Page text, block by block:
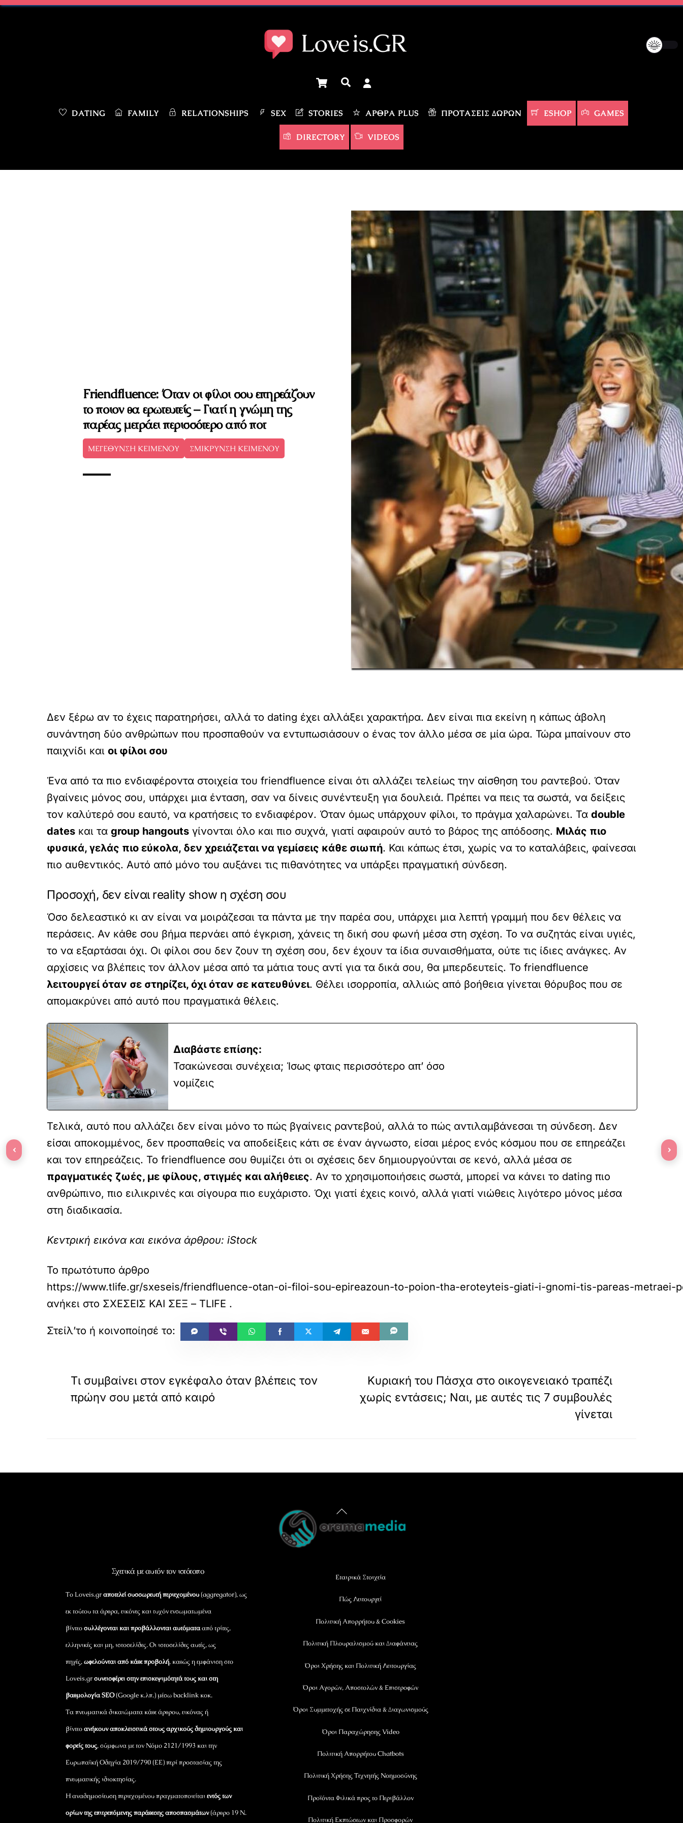
Skip
CartΑναζήτηση
DATING FAMILY RELATIONSHIPS SEX STORIES ΆΡΘΡΑ PLUS ΠΡΟΤΆΣΕΙΣ ΔΏΡΩΝ ESHOP GAMES
DIRECTORY VIDEOS
Friendfluence: Όταν οι φίλοι σου επηρεάζουν
το ποιον θα ερωτευτείς – Γιατί η γνώμη της
παρέας μετράει περισσότερο από ποτ
ΜΕΓΕΘΥΝΣΗ ΚΕΙΜΕΝΟΥ ΣΜΙΚΡΥΝΣΗ ΚΕΙΜΕΝΟΥ
Δεν ξέρω αν το έχεις παρατηρήσει, αλλά το dating έχει αλλάξει χαρακτήρα. Δεν είναι πια εκείνη η κάπως άβολη
συνάντηση δύο ανθρώπων που προσπαθούν να εντυπωσιάσουν ο ένας τον άλλο μέσα σε μία ώρα. Τώρα μπαίνουν στο
παιχνίδι και οι φίλοι σου
Ένα από τα πιο ενδιαφέροντα στοιχεία του friendfluence είναι ότι αλλάζει τελείως την αίσθηση του ραντεβού. Όταν
βγαίνεις μόνος σου, υπάρχει μια ένταση, σαν να δίνεις συνέντευξη για δουλειά. Πρέπει να πεις τα σωστά, να δείξεις
τον καλύτερό σου εαυτό, να κρατήσεις το ενδιαφέρον. Όταν όμως υπάρχουν φίλοι, το πράγμα χαλαρώνει. Τα double
dates και τα group hangouts γίνονται όλο και πιο συχνά, γιατί αφαιρούν αυτό το βάρος της απόδοσης. Μιλάς πιο
φυσικά, γελάς πιο εύκολα, δεν χρειάζεται να γεμίσεις κάθε σιωπή. Και κάπως έτσι, χωρίς να το καταλάβεις, φαίνεσαι
πιο αυθεντικός. Αυτό από μόνο του αυξάνει τις πιθανότητες να υπάρξει πραγματική σύνδεση.
Προσοχή, δεν είναι reality show η σχέση σου
Όσο δελεαστικό κι αν είναι να μοιράζεσαι τα πάντα με την παρέα σου, υπάρχει μια λεπτή γραμμή που δεν θέλεις να
περάσεις. Αν κάθε σου βήμα περνάει από έγκριση, χάνεις τη δική σου φωνή μέσα στη σχέση. Το να συζητάς είναι υγιές,
το να εξαρτάσαι όχι. Οι φίλοι σου δεν ζουν τη σχέση σου, δεν έχουν τα ίδια συναισθήματα, ούτε τις ίδιες ανάγκες. Αν
αρχίσεις να βλέπεις τον άλλον μέσα από τα μάτια τους αντί για τα δικά σου, θα μπερδευτείς. Το friendfluence
λειτουργεί όταν σε στηρίζει, όχι όταν σε κατευθύνει. Θέλει ισορροπία, αλλιώς από βοήθεια γίνεται θόρυβος που σε
απομακρύνει από αυτό που πραγματικά θέλεις.
Διαβάστε επίσης:
Τσακώνεσαι συνέχεια; Ίσως φταις περισσότερο απ’ όσο
νομίζεις
Τελικά, αυτό που αλλάζει δεν είναι μόνο το πώς βγαίνεις ραντεβού, αλλά το πώς αντιλαμβάνεσαι τη σύνδεση. Δεν
είσαι αποκομμένος, δεν προσπαθείς να αποδείξεις κάτι σε έναν άγνωστο, είσαι μέρος ενός κόσμου που σε επηρεάζει
και τον επηρεάζεις. Το friendfluence σου θυμίζει ότι οι σχέσεις δεν δημιουργούνται σε κενό, αλλά μέσα σε
πραγματικές ζωές, με φίλους, στιγμές και αλήθειες. Αν το χρησιμοποιήσεις σωστά, μπορεί να κάνει το dating πιο
ανθρώπινο, πιο ειλικρινές και σίγουρα πιο ευχάριστο. Όχι γιατί έχεις κοινό, αλλά γιατί νιώθεις λιγότερο μόνος μέσα
στη διαδικασία.
Κεντρική εικόνα και εικόνα άρθρου: iStock
Το πρωτότυπο άρθρο
https://www.tlife.gr/sxeseis/friendfluence-otan-oi-filoi-sou-epireazoun-to-poion-tha-eroteyteis-giati-i-gnomi-tis-pareas-metraei-
ανήκει στο ΣΧΕΣΕΙΣ ΚΑΙ ΣΕΞ – TLIFE .
Τι συμβαίνει στον εγκέφαλο όταν βλέπεις τον
πρώην σου μετά από καιρό
Κυριακή του Πάσχα στο οικογενειακό τραπέζι
χωρίς εντάσεις; Ναι, με αυτές τις 7 συμβουλές
γίνεται
Back
To
Σχετικά με αυτόν τον ιστότοπο
Το Loveis.grαποτελεί συσσωρευτή περιεχομένου(aggregator), ως
εκ τούτου τα άρθρα, εικόνες και τυχόν ενσωματωμένα
βίντεοσυλλέγονται και προβάλλονται αυτόματααπό τρίτες,
ελληνικές και μη, ιστοσελίδες. Οι ιστοσελίδες αυτές, ως
πηγές,ωφελούνται από κάθε προβολή, καθώς η εμφάνιση στο
Loveis.grσυνεισφέρει στην επισκεψιμότητά τους και στη
βαθμολογία SEO(Google κ.λπ.) μέσω backlink κοκ.
Τα πνευματικά δικαιώματα κάθε άρθρου, εικόνας ή
βίντεοανήκουν αποκλειστικά στους αρχικούς δημιουργούς και
φορείς τους, σύμφωνα με τον Νόμο 2121/1993 και την
Ευρωπαϊκή Οδηγία 2019/790 (ΕΕ) περί προστασίας της
πνευματικής ιδιοκτησίας.
Η αναδημοσίευση περιεχομένου πραγματοποιείταιεντός των
ορίων της επιτρεπόμενης παράθεσης αποσπασμάτων(άρθρο 19 Ν.
Εταιρικά Στοιχεία
Πώς Λειτουργεί
Πολιτική Απορρήτου & Cookies
Πολιτική Πλουραλισμού και Διαφάνειας
Όροι Χρήσης και Πολιτική Λειτουργίας
Όροι Αγορών, Αποστολών & Επιστροφών
Όροι Συμμετοχής σε Παιχνίδια & Διαγωνισμούς
Όροι Παραχώρησης Video
Πολιτική Απορρήτου Chatbots
Πολιτική Χρήσης Τεχνητής Νοημοσύνης
Προϊόντα Φιλικά προς το Περιβάλλον
Πολιτική Εκπτώσεων και Προσφορών
‹ ›